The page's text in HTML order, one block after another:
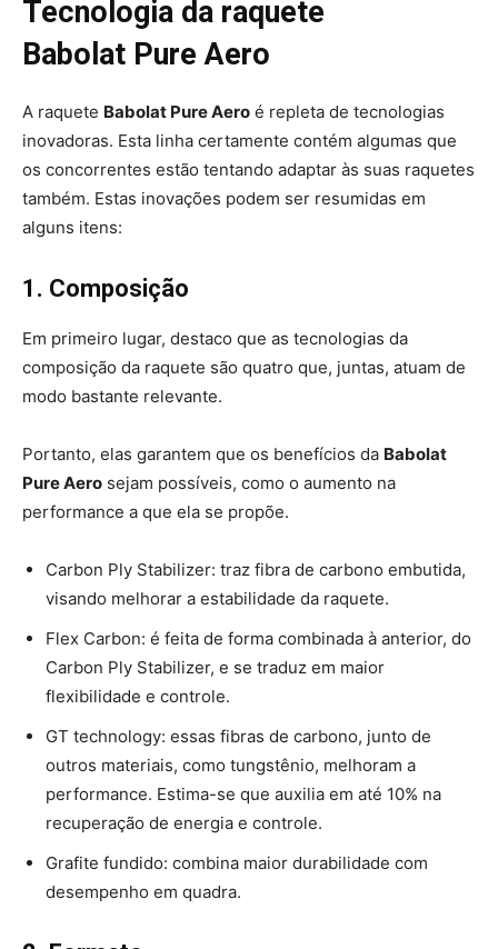
Tecnologia da raquete
Babolat Pure Aero
A raquete Babolat Pure Aero é repleta de tecnologias
inovadoras. Esta linha certamente contém algumas que
os concorrentes estão tentando adaptar às suas raquetes
também. Estas inovações podem ser resumidas em
alguns itens:
1. Composição
Em primeiro lugar, destaco que as tecnologias da
composição da raquete são quatro que, juntas, atuam de
modo bastante relevante.
Portanto, elas garantem que os benefícios da Babolat
Pure Aero sejam possíveis, como o aumento na
performance a que ela se propõe.
Carbon Ply Stabilizer: traz fibra de carbono embutida,
visando melhorar a estabilidade da raquete.
Flex Carbon: é feita de forma combinada à anterior, do
Carbon Ply Stabilizer, e se traduz em maior
flexibilidade e controle.
GT technology: essas fibras de carbono, junto de
outros materiais, como tungstênio, melhoram a
performance. Estima-se que auxilia em até 10% na
recuperação de energia e controle.
Grafite fundido: combina maior durabilidade com
desempenho em quadra.